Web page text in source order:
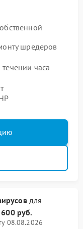
шредеров
часа
для
600 руб.
08.08.2026